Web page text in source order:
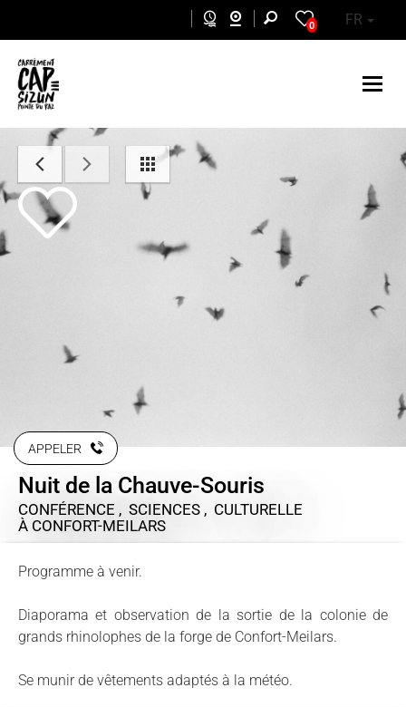
0 FR
APPELER
Nuit de la Chauve-Souris
CONFÉRENCE , SCIENCES , CULTURELLE
À CONFORT-MEILARS
Programme à venir.
Diaporama et observation de la sortie de la colonie de
grands rhinolophes de la forge de Confort-Meilars.
Se munir de vêtements adaptés à la météo.